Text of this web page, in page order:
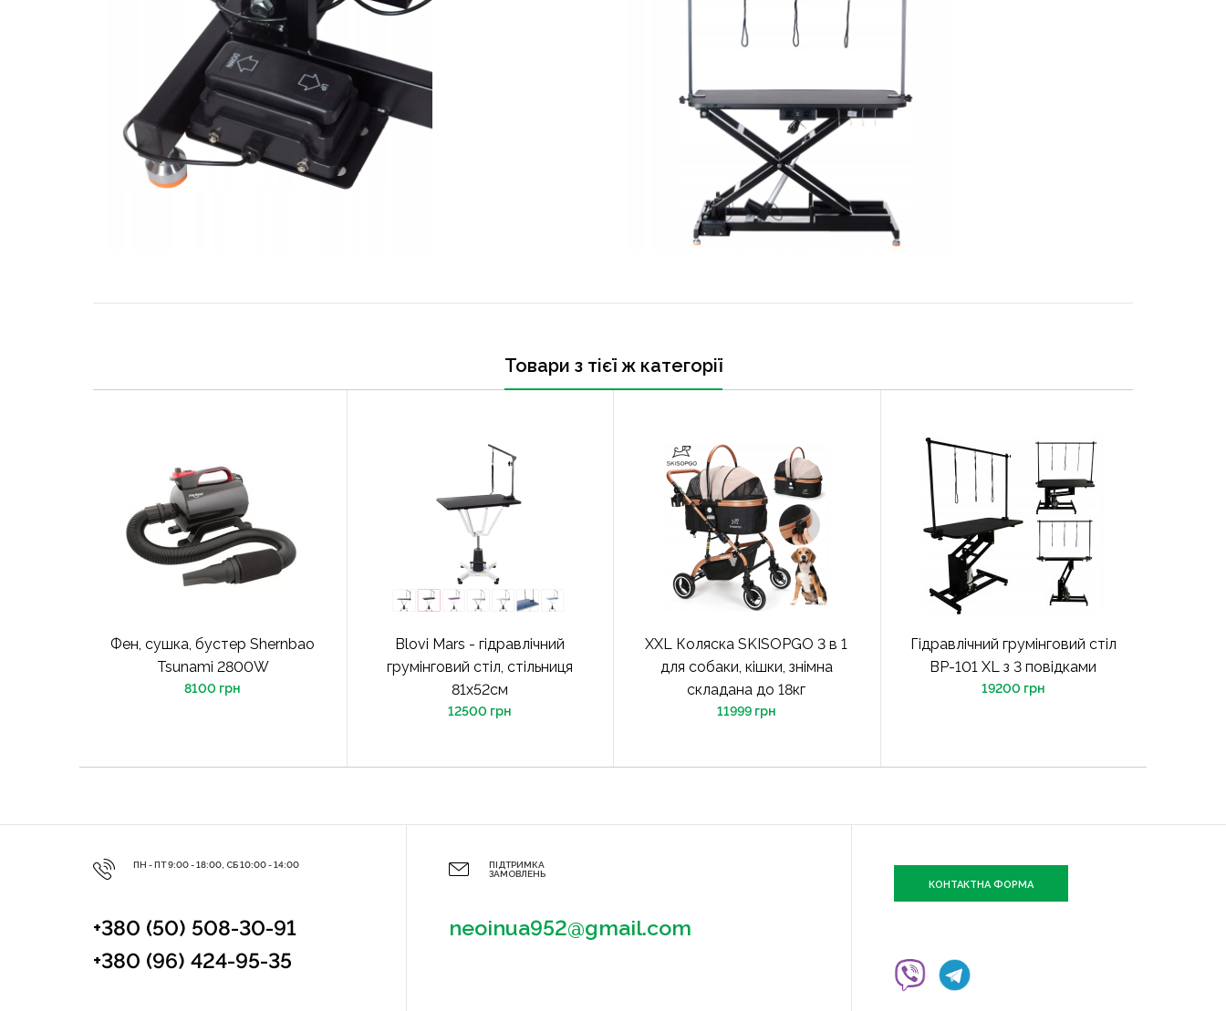
Товари з тієї ж категорії
Фен, сушка, бустер Shernbao
Tsunami 2800W
8100 грн
Blovi Mars - гідравлічний
грумінговий стіл, стільниця
81x52см
12500 грн
XXL Коляска SKISOPGO 3 в 1
для собаки, кішки, знімна
складана до 18кг
11999 грн
Гідравлічний грумінговий стіл
BP-101 XL з 3 повідками
19200 грн
ПН - ПТ 9:00 - 18:00, СБ 10:00 - 14:00
+380 (50) 508-30-91
+380 (96) 424-95-35
ПІДТРИМКА
ЗАМОВЛЕНЬ
neoinua952@gmail.com
КОНТАКТНА ФОРМА